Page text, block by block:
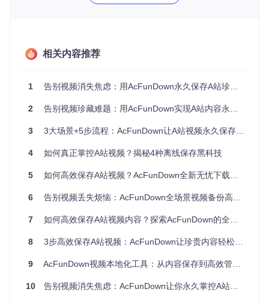
环境准备：5分钟完成Java配置与工具获取
AcFunDown基于Java开发，首先需要确认你的电脑已安装Jav
a 8或更高版本：
打开系统命令行（Windows用户按Win+R输入cmd，Mac/
Linux用户打开终端）
输入命令java -version并按下回车
就绪
通过以下步骤获取最新版本的工具：
打开命令行终端
输入克隆命令：git clone https://gitcode.com/gh
_mirrors/ac/AcFunDown
等待下载完成后，进入项目目录：cd AcFunDown
快速上手：从安装到下载的三步实战
相关内容推荐
1 告别视频消失焦虑：用AcFunDown永久保存A站珍藏内容（附3种实用场景）
2 告别视频珍藏难题：用AcFunDown实现A站内容永久保存
3 3大场景+5步流程：AcFunDown让A站视频永久保存不再难
4 如何真正掌控A站视频？揭秘4种离线保存黑科技
5 如何高效保存A站视频？AcFunDown全新无忧下载方案大揭秘
6 告别视频丢失烦恼：AcFunDown全场景视频备份高效解决方案
7 如何高效保存A站视频内容？探索AcFunDown的全方位解决方案
8 3步高效保存A站视频：AcFunDown让珍贵内容轻松留存
9 AcFunDown视频本地化工具：从内容保存到高效管理的完整解决方案
10 告别视频消失焦虑：AcFunDown让你永久掌控A站珍藏内容